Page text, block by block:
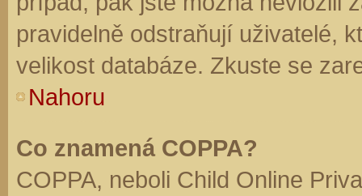
pravidelně odstraňují uživatelé,
velikost databáze. Zkuste se
Nahoru
Co znamená COPPA?
COPPA, neboli Child Online